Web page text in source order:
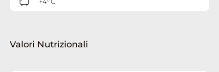
Valori Nutrizionali